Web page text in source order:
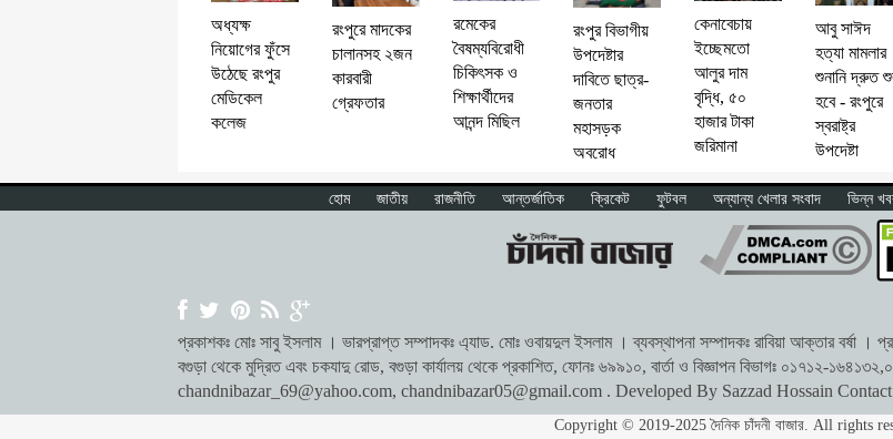
অধ্যক্ষ
নিয়োগের ফুঁসে
উঠেছে রংপুর
মেডিকেল
কলেজ
রংপুরে মাদকের
চালানসহ ২জন
কারবারী
গ্রেফতার
রমেকের
বৈষম্যবিরোধী
চিকিৎসক ও
শিক্ষার্থীদের
আনন্দ মিছিল
রংপুর বিভাগীয়
উপদেষ্টার
দাবিতে ছাত্র-
জনতার
মহাসড়ক
অবরোধ
কেনাবেচায়
ইচ্ছেমতো
আলুর দাম
বৃদ্ধি, ৫০
হাজার টাকা
জরিমানা
আবু সাঈদ
হত্যা মামলার
শুনানি দ্রুত
হবে - রংপুরে
স্বরাষ্ট্র
উপদেষ্টা
হোম জাতীয় রাজনীতি আন্তর্জাতিক ক্রিকেট ফুটবল অন্যান্য খেলার সংবাদ ভিন্ন
প্রকাশকঃ মোঃ সাবু ইসলাম । ভারপ্রাপ্ত সম্পাদকঃ এ্যাড. মোঃ ওবায়দুল ইসলাম । ব্যবস্থাপনা সম্পাদকঃ রাবিয়া আক্তার বর্ষা ।
বগুড়া থেকে মুদ্রিত এবং চকযাদু রোড, বগুড়া কার্যালয় থেকে প্রকাশিত, ফোনঃ ৬৯৯১০, বার্তা ও বিজ্ঞাপন বিভাগঃ ০১৭১২-
chandnibazar_69@yahoo.com, chandnibazar05@gmail.com . Developed By Sazzad Hossain
Copyright © 2019-2025 দৈনিক চাঁদনী বাজার. All rights